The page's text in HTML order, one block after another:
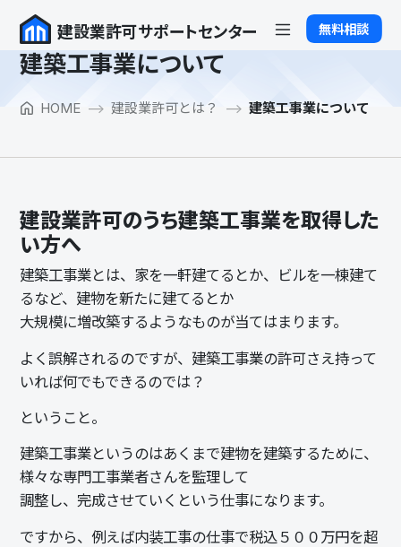
建設業許可サポートセンター 無料相談
建築工事業について
HOME 建設業許可とは？ 建築工事業について
建設業許可のうち建築工事業を取得した
い方へ
建築工事業とは、家を一軒建てるとか、ビルを一棟建て
るなど、建物を新たに建てるとか
大規模に増改築するようなものが当てはまります。
よく誤解されるのですが、建築工事業の許可さえ持って
いれば何でもできるのでは？
ということ。
建築工事業というのはあくまで建物を建築するために、
様々な専門工事業者さんを監理して
調整し、完成させていくという仕事になります。
ですから、例えば内装工事の仕事で税込５００万円を超